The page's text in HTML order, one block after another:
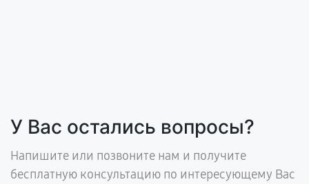
У Вас остались вопросы?
Напишите или позвоните нам и получите
бесплатную консультацию по интересующему Вас